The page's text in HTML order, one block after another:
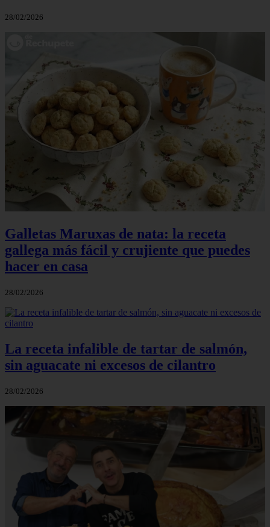
28/02/2026
Galletas Maruxas de nata: la receta
gallega más fácil y crujiente que puedes
hacer en casa
28/02/2026
La receta infalible de tartar de salmón,
sin aguacate ni excesos de cilantro
28/02/2026